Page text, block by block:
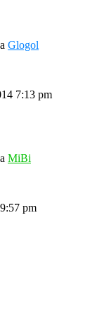
Glogol
7:13 pm
MiBi
pm